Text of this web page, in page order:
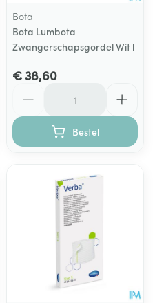
Bota
Bota Lumbota
Zwangerschapsgordel Wit l
€ 38,60
Bestel